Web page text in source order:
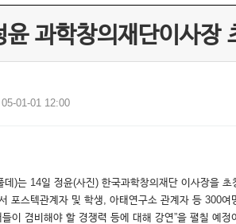
과학창의재단이사장
05-01-01 12:00
)는 14일 정윤(사진) 한국과학창의재단 이사장을
포스텍관계자 및 학생, 아태연구소 관계자 등 300
이 겸비해야 할 경쟁력 등에 대해 강연”을 펼칠 예